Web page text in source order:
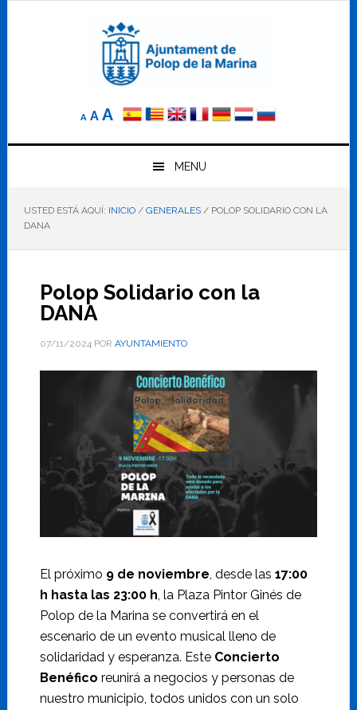
A
Reducir
elA Tamaño
AAumentar
el
tamaño
letra
MENU
USTED ESTÁ AQUÍ: INICIO / GENERALES /POLOP SOLIDARIO CON LA
DANA
Polop Solidario con la
DANA
07/11/2024POR AYUNTAMIENTO
El próximo 9 de noviembre, desde las 17:00
h hasta las 23:00 h, la Plaza Pintor Ginés de
Polop de la Marina se convertirá en el
escenario de un evento musical lleno de
solidaridad y esperanza. Este Concierto
Benéfico reunirá a negocios y personas de
nuestro municipio, todos unidos con un solo